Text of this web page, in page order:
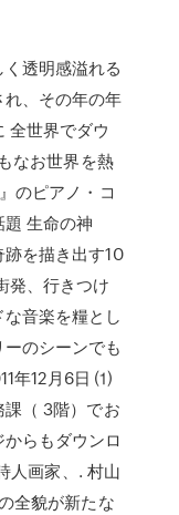
透明感溢れる
、その年の年
全世界でダウ
なお世界を熱
のピアノ・コ
生命の神
を描き出す10
発、行きつけ
音楽を糧とし
のシーンでも
年12月6日 ⑴
（ 3階）でお
らもダウンロ
人画家、. 村山
全貌が新たな